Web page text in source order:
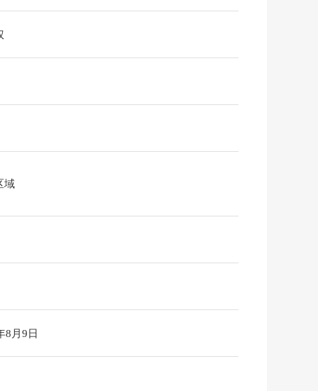
域
8月9日